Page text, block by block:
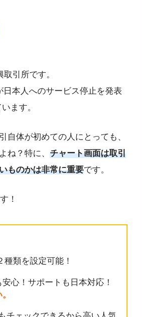
引所です。
本人へのサービス停止を発表
ます。
自体が初めての人にとっても、
ね？特に、 チャート画面は取引
ものかは非常に重要です。
！
種類を設定可能！
心！サポートも日本対応！